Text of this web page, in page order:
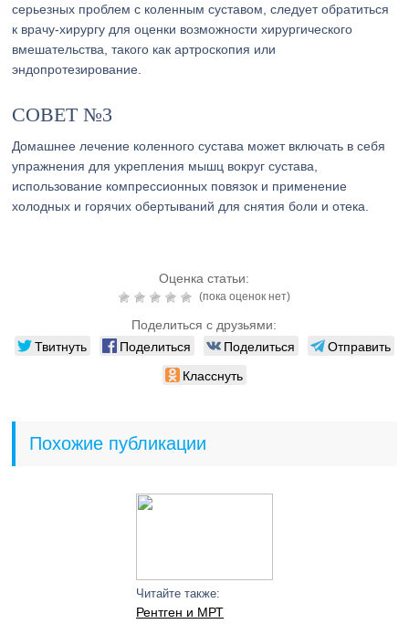
серьезных проблем с коленным суставом, следует обратиться
к врачу-хирургу для оценки возможности хирургического
вмешательства, такого как артроскопия или
эндопротезирование.
СОВЕТ №3
Домашнее лечение коленного сустава может включать в себя
упражнения для укрепления мышц вокруг сустава,
использование компрессионных повязок и применение
холодных и горячих обертываний для снятия боли и отека.
Оценка статьи:
(пока оценок нет)
Поделиться с друзьями:
Твитнуть Поделиться Поделиться
Отправить
Класснуть
Похожие публикации
Читайте также:
Рентген и МРТ